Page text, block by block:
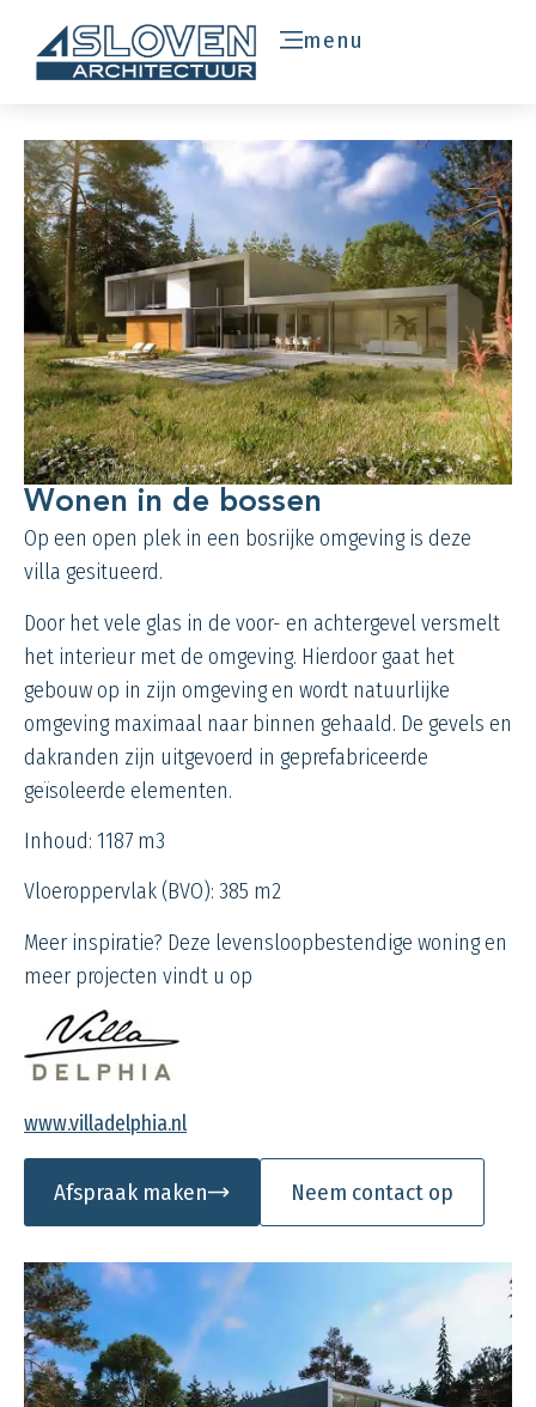
menu
Wonen in de bossen
Op een open plek in een bosrijke omgeving is deze
villa gesitueerd.
Door het vele glas in de voor- en achtergevel versmelt
het interieur met de omgeving. Hierdoor gaat het
gebouw op in zijn omgeving en wordt natuurlijke
omgeving maximaal naar binnen gehaald. De gevels en
dakranden zijn uitgevoerd in geprefabriceerde
geïsoleerde elementen.
Inhoud: 1187 m3
Vloeroppervlak (BVO): 385 m2
Meer inspiratie? Deze levensloopbestendige woning en
meer projecten vindt u op
www.villadelphia.nl
Afspraak maken Neem contact op